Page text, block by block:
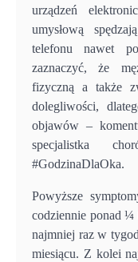
urządzeń
umysłową
telefonu nawet
zaznaczyć, że
fizyczną a także
dolegliwości,
objawów –
specjalistka
#GodzinaDlaOka.
Powyższe
codziennie ponad ¼
najmniej raz w
miesiącu. Z kolei